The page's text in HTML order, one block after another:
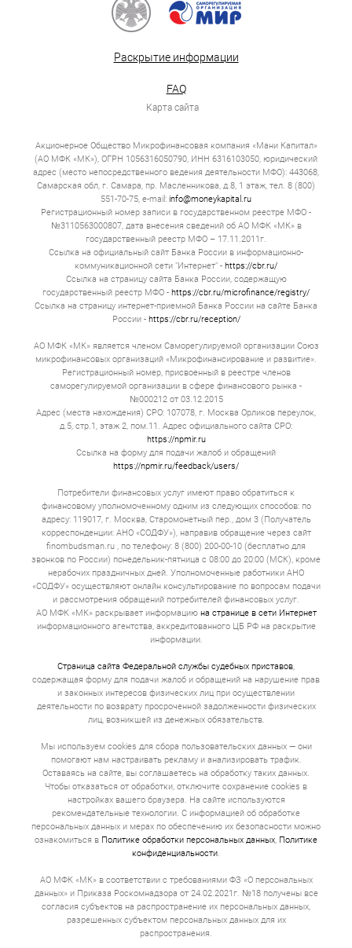
Раскрытие информации
FAQ
Карта сайта
Акционерное Общество Микрофинансовая компания «Мани Капитал»
(АО МФК «МК»), ОГРН 1056316050790, ИНН 6316103050, юридический
адрес (место непосредственного ведения деятельности МФО): 443068,
Самарская обл, г. Самара, пр. Масленникова, д.8, 1 этаж, тел. 8 (800)
551-70-75, e-mail: info@moneykapital.ru
Регистрационный номер записи в государственном реестре МФО -
№3110563000807, дата внесения сведений об АО МФК «МК» в
государственный реестр МФО – 17.11.2011г.
Ссылка на официальный сайт Банка России в информационно-
коммуникационной сети "Интернет" - https://cbr.ru/
Ссылка на страницу сайта Банка России, содержащую
государственный реестр МФО - https://cbr.ru/microfinance/registry/
Ссылка на страницу интернет-приемной Банка России на сайте Банка
России - https://cbr.ru/reception/
АО МФК «МК» является членом Саморегулируемой организации Союз
микрофинансовых организаций «Микрофинансирование и развитие».
Регистрационный номер, присвоенный в реестре членов
саморегулируемой организации в сфере финансового рынка -
№000212 от 03.12.2015
Адрес (места нахождения) СРО: 107078, г. Москва Орликов переулок,
д.5, стр.1, этаж 2, пом.11. Адрес официального сайта СРО:
https://npmir.ru
Ссылка на форму для подачи жалоб и обращений
https://npmir.ru/feedback/users/
Потребители финансовых услуг имеют право обратиться к
финансовому уполномоченному одним из следующих способов: по
адресу: 119017, г. Москва, Старомонетный пер., дом 3 (Получатель
корреспонденции: АНО «СОДФУ»), направив обращение через сайт
finombudsman.ru , по телефону: 8 (800) 200-00-10 (бесплатно для
звонков по России) понедельник-пятница с 08:00 до 20:00 (МСК), кроме
нерабочих праздничных дней. Уполномоченные работники АНО
«СОДФУ» осуществляют онлайн консультирование по вопросам подачи
и рассмотрения обращений потребителей финансовых услуг.
АО МФК «МК» раскрывает информацию на странице в сети Интернет
информационного агентства, аккредитованного ЦБ РФ на раскрытие
информации.
Страница сайта Федеральной службы судебных приставов,
содержащая форму для подачи жалоб и обращений на нарушение прав
и законных интересов физических лиц при осуществлении
деятельности по возврату просроченной задолженности физических
лиц, возникшей из денежных обязательств.
Мы используем cookies для сбора пользовательских данных — они
помогают нам настраивать рекламу и анализировать трафик.
Оставаясь на сайте, вы соглашаетесь на обработку таких данных.
Чтобы отказаться от обработки, отключите сохранение cookies в
настройках вашего браузера. На сайте используются
рекомендательные технологии. С информацией об обработке
персональных данных и мерах по обеспечению их безопасности можно
ознакомиться в Политике обработки персональных данных, Политике
конфиденциальности.
АО МФК «МК» в соответствии с требованиями ФЗ «О персональных
данных» и Приказа Роскомнадзора от 24.02.2021г. №18 получены все
согласия субъектов на распространение их персональных данных,
разрешенных субъектом персональных данных для их
распространения.